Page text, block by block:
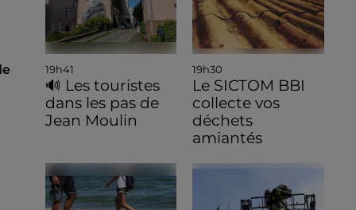
19h41
🔊 Les touristes
dans les pas de
Jean Moulin
19h30
Le SICTOM BBI
collecte vos
déchets
amiantés